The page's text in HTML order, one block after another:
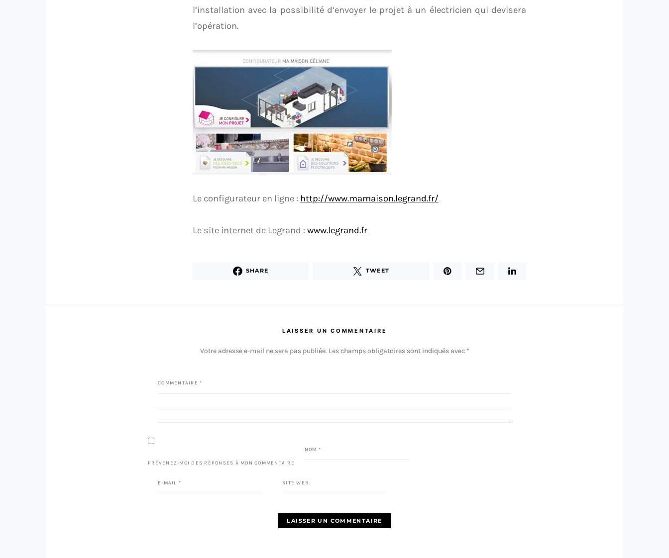
l’installation avec la possibilité d’envoyer le projet à un électricien qui devisera
l’opération.
Le configurateur en ligne : http://www.mamaison.legrand.fr/
Le site internet de Legrand : www.legrand.fr
SHARE TWEET
LAISSER UN COMMENTAIRE
Votre adresse e-mail ne sera pas publiée. Les champs obligatoires sont indiqués avec *
COMMENTAIRE *
PRÉVENEZ-MOI DES RÉPONSES À MON COMMENTAIRE
NOM *
E-MAIL * SITE WEB